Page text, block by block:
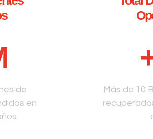
de
en
Más de 10